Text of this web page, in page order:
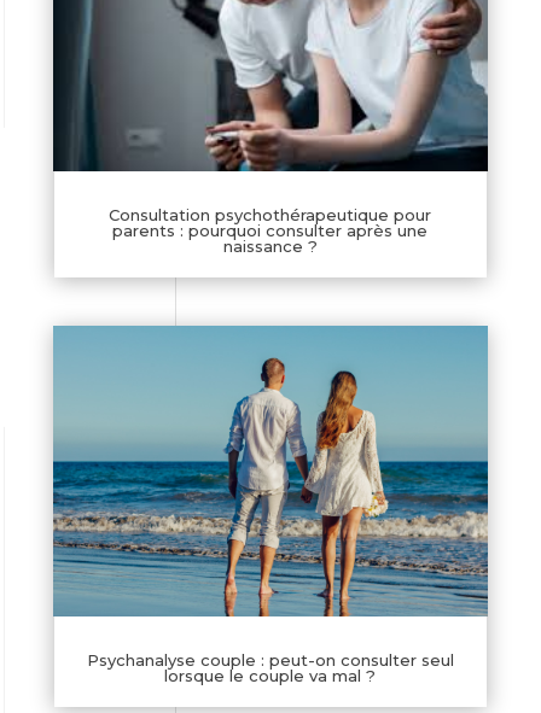
Consultation psychothérapeutique pour
parents : pourquoi consulter après une
naissance ?
Psychanalyse couple : peut-on consulter seul
lorsque le couple va mal ?